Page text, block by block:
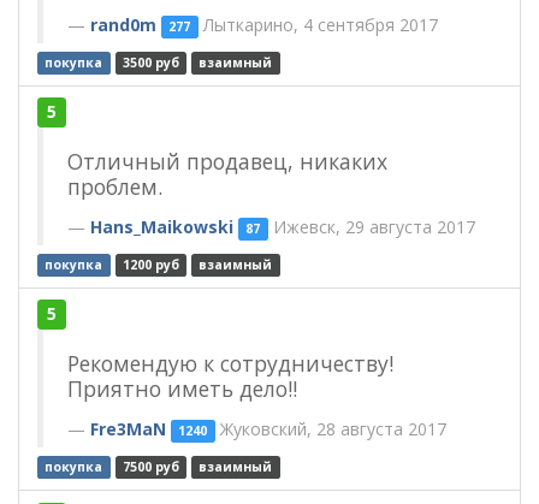
rand0m 277 Лыткарино, 4 сентября 2017
покупка 3500 руб взаимный
5
Отличный продавец, никаких
проблем.
Hans_Maikowski 87 Ижевск, 29 августа 2017
покупка 1200 руб взаимный
5
Рекомендую к сотрудничеству!
Приятно иметь дело!!
Fre3MaN 1240 Жуковский, 28 августа 2017
покупка 7500 руб взаимный